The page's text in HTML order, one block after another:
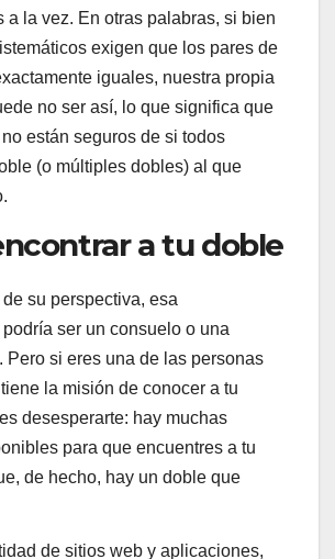
a la vez. En otras palabras, si bien
exigen que los pares de
iguales, nuestra propia
no ser así, lo que significa que
están seguros de si todos
(o múltiples dobles) al que
a tu doble
su perspectiva, esa
ser un consuelo o una
Pero si eres una de las personas
la misión de conocer a tu
desesperarte: hay muchas
para que encuentres a tu
de hecho, hay un doble que
de sitios web y aplicaciones,